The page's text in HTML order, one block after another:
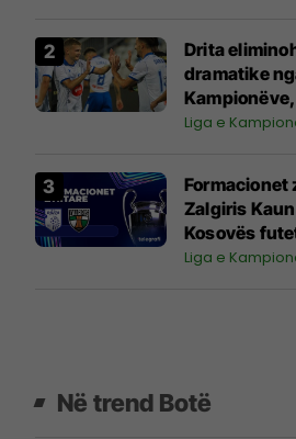
Drita
dramatike
penalltia në
Liga e
Formacionet
Zalgiris
Kosovës
forcat
Liga e
Në trend Botë